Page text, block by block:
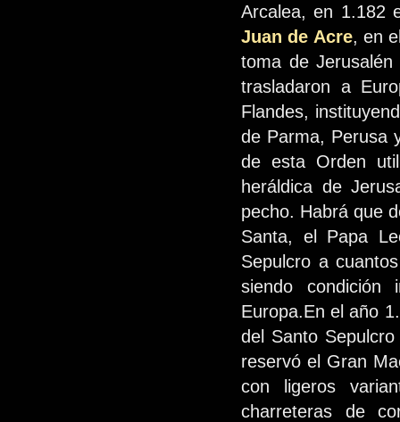
Arcalea, en 1.182
Juan de Acre, en
toma de
trasladaron a
Flandes,
de Parma, Perusa
de esta Orden
heráldica de
pecho. Habrá que
Santa, el Papa
Sepulcro a
siendo condición
Europa.En el año
del Santo
reservó el Gran
con ligeros
charreteras de